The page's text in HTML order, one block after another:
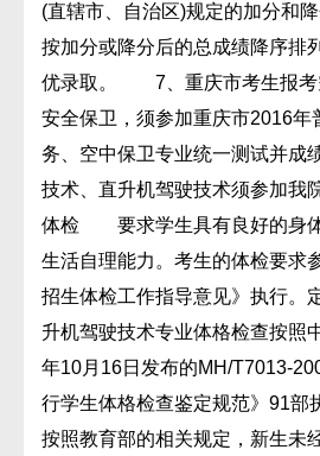
(直辖市、自治区)规定的加分和
按加分或降分后的总成绩降序排
优录取。 7、重庆市考生报考
安全保卫，须参加重庆市2016年
务、空中保卫专业统一测试并成
技术、直升机驾驶技术须参加我
体检 要求学生具有良好的身体
生活自理能力。考生的体检要求
招生体检工作指导意见》执行。
升机驾驶技术专业体格检查按照
年10月16日发布的MH/T7013-
行学生体格检查鉴定规范》91
按照教育部的相关规定，新生未